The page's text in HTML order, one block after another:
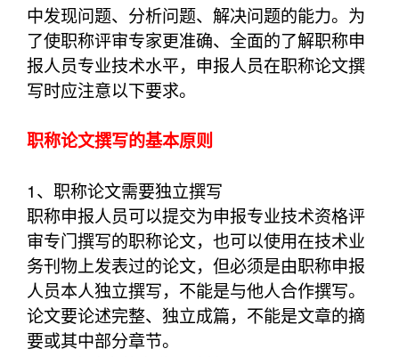
中发现问题、分析问题、解决问题的能力。为
了使职称评审专家更准确、全面的了解职称申
报人员专业技术水平，申报人员在职称论文撰
写时应注意以下要求。
职称论文撰写的基本原则
1、职称论文需要独立撰写
职称申报人员可以提交为申报专业技术资格评
审专门撰写的职称论文，也可以使用在技术业
务刊物上发表过的论文，但必须是由职称申报
人员本人独立撰写，不能是与他人合作撰写。
论文要论述完整、独立成篇，不能是文章的摘
要或其中部分章节。